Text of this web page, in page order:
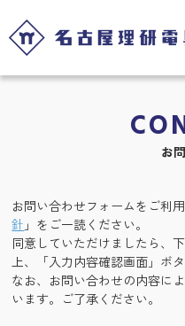
お
お問い合わせフォームをご利
針 」をご一読ください。
同意していただけましたら、
上、「入力内容確認画面」ボ
なお、お問い合わせの内容に
います。ご了承ください。